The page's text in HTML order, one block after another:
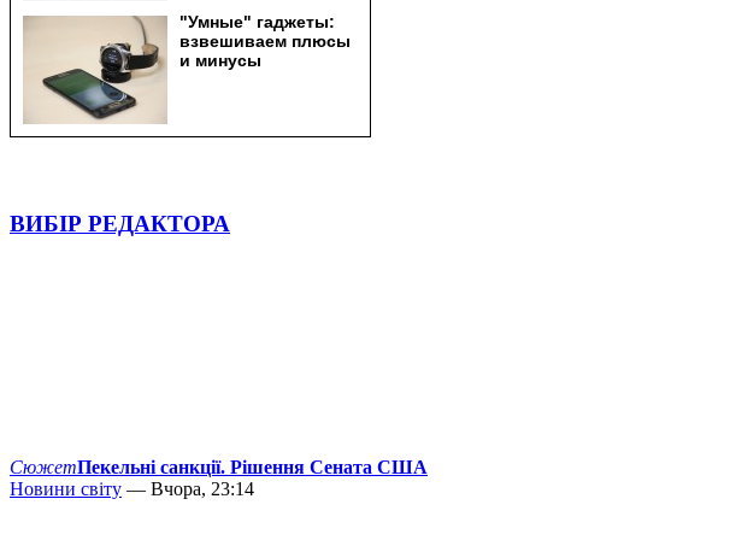
ВИБІР РЕДАКТОРА
СюжетПекельні санкції. Рішення Сената США
Новини світу — Вчора, 23:14